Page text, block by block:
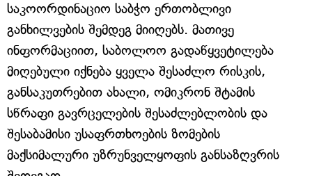
საკოორდინაციო საბჭო ერთობლივი
განხილვების შემდეგ მიიღებს. მათივე
ინფორმაციით, საბოლოო გადაწყვეტილება
მიღებული იქნება ყველა შესაძლო რისკის,
განსაკუთრებით ახალი, ომიკრონ შტამის
სწრაფი გავრცელების შესაძლებლობის და
შესაბამისი უსაფრთხოების ზომების
მაქსიმალური უზრუნველყოფის განსაზღვრის